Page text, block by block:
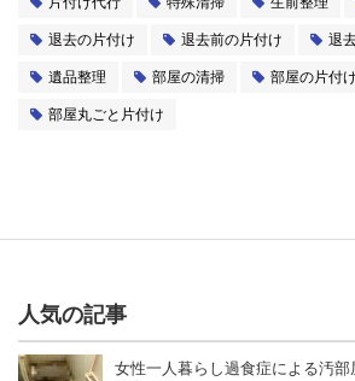
退去の片付け
退去前の片付け
退
遺品整理
部屋の清掃
部屋の片付け
部屋丸ごと片付け
人気の記事
女性一人暮らし過食症による汚部